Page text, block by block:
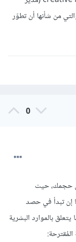
من شأنها أن تطوّر
0
حجمك، حيث
إن تبدأ في حصد
بالموارد البشرية